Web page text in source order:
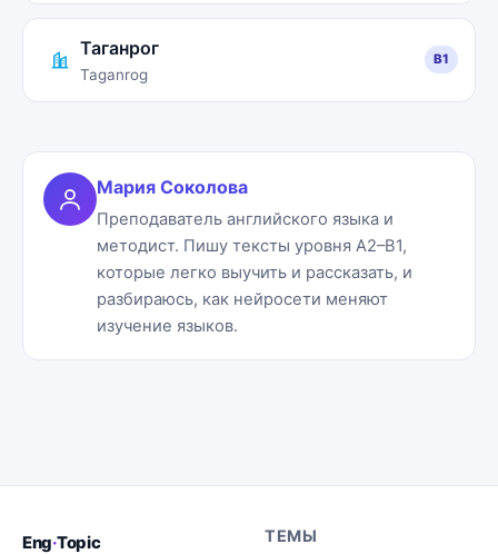
Таганрог
Taganrog
B1
Мария Соколова
Преподаватель английского языка и
методист. Пишу тексты уровня A2–B1,
которые легко выучить и рассказать, и
разбираюсь, как нейросети меняют
изучение языков.
Eng·Topic ТЕМЫ